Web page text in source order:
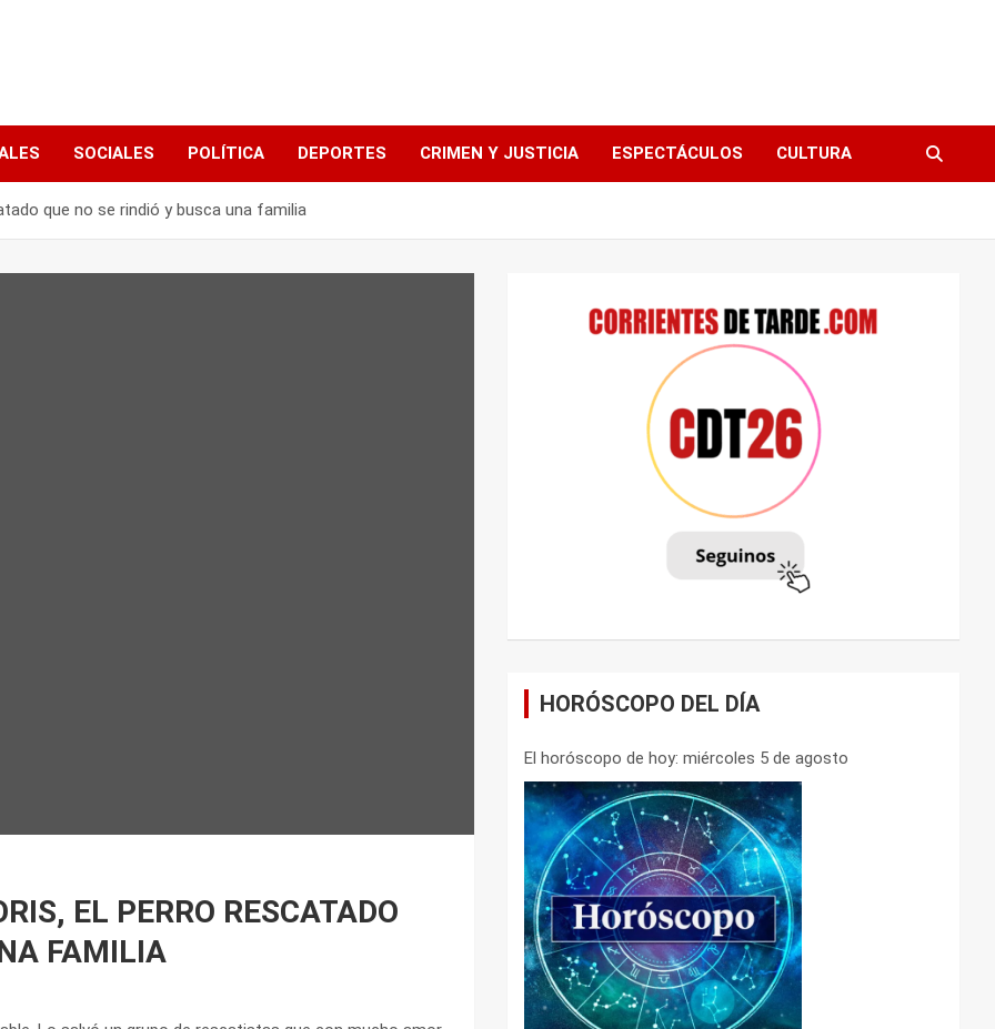
SOCIALES POLÍTICA DEPORTES CRIMEN Y JUSTICIA ESPECTÁCULOS CULTURA
que no se rindió y busca una familia
EL PERRO RESCATADO
FAMILIA
HORÓSCOPO DEL DÍA
El horóscopo de hoy: miércoles 5 de agosto